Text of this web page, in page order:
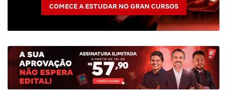
COMECE A ESTUDAR NO GRAN CURSOS